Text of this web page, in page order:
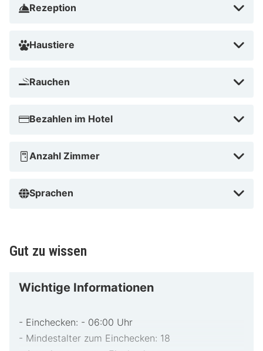
Rezeption
Haustiere
Rauchen
Bezahlen im Hotel
Anzahl Zimmer
Sprachen
Gut zu wissen
Wichtige Informationen
- Einchecken: - 06:00 Uhr
- Mindestalter zum Einchecken: 18